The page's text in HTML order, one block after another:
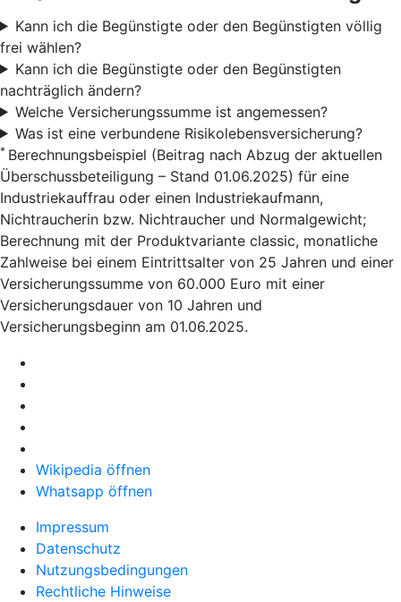
Kann ich die Begünstigte oder den Begünstigten völlig
frei wählen?
Kann ich die Begünstigte oder den Begünstigten
nachträglich ändern?
Welche Versicherungssumme ist angemessen?
Was ist eine verbundene Risikolebensversicherung?
* Berechnungsbeispiel (Beitrag nach Abzug der aktuellen
Überschussbeteiligung – Stand 01.06.2025) für eine
Industriekauffrau oder einen Industriekaufmann,
Nichtraucherin bzw. Nichtraucher und Normalgewicht;
Berechnung mit der Produktvariante classic, monatliche
Zahlweise bei einem Eintrittsalter von 25 Jahren und einer
Versicherungssumme von 60.000 Euro mit einer
Versicherungsdauer von 10 Jahren und
Versicherungsbeginn am 01.06.2025.
Wikipedia öffnen
Whatsapp öffnen
Impressum
Datenschutz
Nutzungsbedingungen
Rechtliche Hinweise